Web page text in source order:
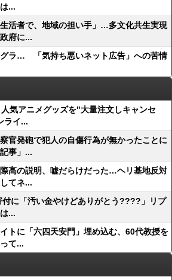
...
生活者で、地域の担い手」…多文化共生実現
府に...
ラ… 「気持ち悪いネット広告」への苦情
人気アニメグッズを"大量注文しキャンセ
ライ...
官発砲で犯人の自傷行為が無かったことに
事」...
際高の説明、嘘だらけだった…ヘリ基地反対
てネ...
付に「汚い金やけどありがとう????」リプ
...
トに「六四天安門」埋め込む、60代教授を
て...